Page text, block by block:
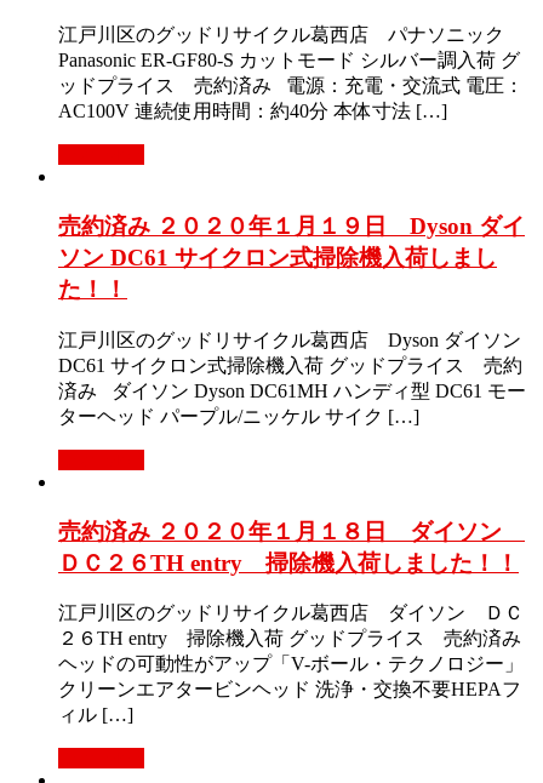
江戸川区のグッドリサイクル葛西店 パナソニック
Panasonic ER-GF80-S カットモード シルバー調入荷 グ
ッドプライス 売約済み 電源：充電・交流式 電圧：
AC100V 連続使用時間：約40分 本体寸法 […]
売約済み ２０２０年１月１９日 Dyson ダイ
ソン DC61 サイクロン式掃除機入荷しまし
た！！
江戸川区のグッドリサイクル葛西店 Dyson ダイソン
DC61 サイクロン式掃除機入荷 グッドプライス 売約
済み ダイソン Dyson DC61MH ハンディ型 DC61 モー
ターヘッド パープル/ニッケル サイク […]
売約済み ２０２０年１月１８日 ダイソン
ＤＣ２６TH entry 掃除機入荷しました！！
江戸川区のグッドリサイクル葛西店 ダイソン ＤＣ
２６TH entry 掃除機入荷 グッドプライス 売約済み
ヘッドの可動性がアップ「V-ボール・テクノロジー」
クリーンエアタービンヘッド 洗浄・交換不要HEPAフ
ィル […]